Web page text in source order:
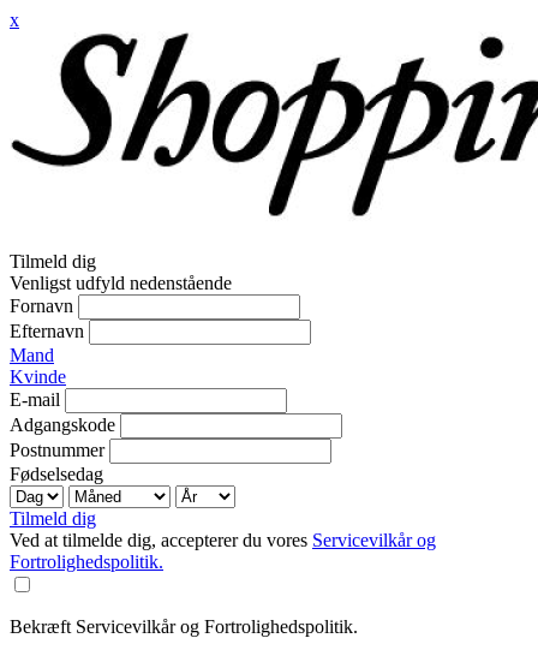
x
Tilmeld dig
Venligst udfyld nedenstående
Fornavn
Efternavn
Mand
Kvinde
E-mail
Adgangskode
Postnummer
Fødselsedag
Tilmeld dig
Ved at tilmelde dig, accepterer du vores Servicevilkår og
Fortrolighedspolitik.
Bekræft Servicevilkår og Fortrolighedspolitik.